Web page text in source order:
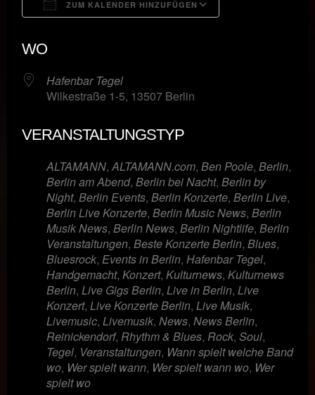
ZUM KALENDER HINZUFÜGEN
WO
Hafenbar Tegel
Wilkestraße 1-5, 13507 Berlin
VERANSTALTUNGSTYP
ALTAMANN,ALTAMANN.com, Ben Poole, Berlin,
Berlin am Abend, Berlin bei Nacht, Berlin by
Night, Berlin Events, Berlin Konzerte, Berlin Live,
Berlin Live Konzerte, Berlin Music News, Berlin
Musik News, Berlin News, Berlin Nightlife, Berlin
Veranstaltungen, Beste Konzerte Berlin, Blues,
Bluesrock, Events in Berlin, Hafenbar Tegel,
Handgemacht, Konzert, Kulturnews, Kulturnews
Berlin, Live Gigs Berlin, Live in Berlin, Live
Konzert, Live Konzerte Berlin, Live Musik,
Livemusic, Livemusik, News, News Berlin,
Reinickendorf, Rhythm & Blues, Rock, Soul,
Tegel, Veranstaltungen, Wann spielt welche Band
wo, Wer spielt wann, Wer spielt wann wo, Wer
spielt wo